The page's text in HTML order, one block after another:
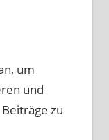
um
und
zu